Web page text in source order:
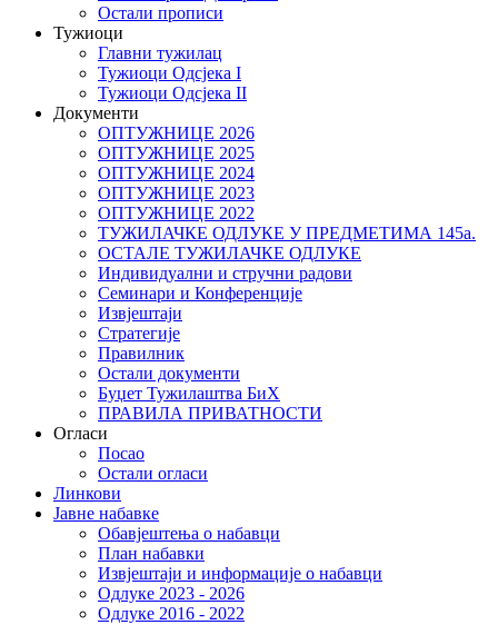
Остали прописи
Тужиоци
Главни тужилац
Тужиоци Oдсјекa I
Тужиоци Oдсјекa II
Документи
ОПТУЖНИЦЕ 2026
ОПТУЖНИЦЕ 2025
ОПТУЖНИЦЕ 2024
ОПТУЖНИЦЕ 2023
ОПТУЖНИЦЕ 2022
ТУЖИЛАЧКЕ ОДЛУКЕ У ПРЕДМЕТИМА 145а.
ОСТАЛЕ ТУЖИЛАЧКЕ ОДЛУКЕ
Индивидуални и стручни радови
Семинари и Конференције
Извјештаји
Стратегије
Правилник
Остали документи
Буџет Тужилаштва БиХ
ПРАВИЛА ПРИВАТНОСТИ
Огласи
Посао
Остали огласи
Линкови
Јавне набавке
Обавјештења о набавци
План набавки
Извјештаји и информације о набавци
Одлуке 2023 - 2026
Одлуке 2016 - 2022